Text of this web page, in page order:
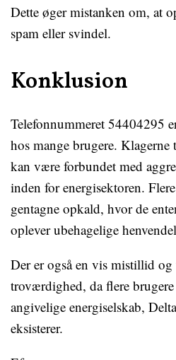
Dette øger mistanken om, at
spam eller svindel.
Konklusion
Telefonnummeret 54404295
hos mange brugere. Klagerne
kan være forbundet med
inden for energisektoren.
gentagne opkald, hvor de
oplever ubehagelige
Der er også en vis mistillid
troværdighed, da flere
angivelige energiselskab,
eksisterer.